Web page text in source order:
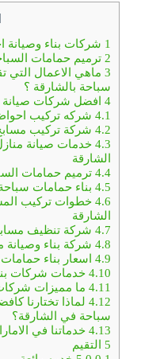
1 شركات بناء
2 ترميم حمامات
3ماهي الاعمال التي
سباحة بالشارقة ؟
4افضل شركات صيانة
4.1شركه تركيب
4.2شركة تركيب
4.3خدمات صيانة
الشارقة
4.4ترميم حمامات
4.5بناء حمامات
4.6خطوات تركيب
الشارقة
4.7شركة تنظيف
4.8شركة بناء وصيانة
4.9اسعار بناء
4.10خدمات شركات
4.11ما مميزات
4.12لماذا تختارنا
سباحة في الشارقة؟
4.13خدماتنا في
5التقيم